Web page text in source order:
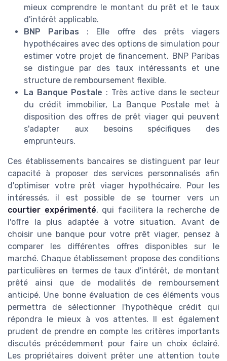
mieux comprendre le montant du prêt et le taux
d'intérêt applicable.
BNP Paribas : Elle offre des prêts viagers
hypothécaires avec des options de simulation pour
estimer votre projet de financement. BNP Paribas
se distingue par des taux intéressants et une
structure de remboursement flexible.
La Banque Postale : Très active dans le secteur
du crédit immobilier, La Banque Postale met à
disposition des offres de prêt viager qui peuvent
s'adapter aux besoins spécifiques des
emprunteurs.
Ces établissements bancaires se distinguent par leur
capacité à proposer des services personnalisés afin
d'optimiser votre prêt viager hypothécaire. Pour les
intéressés, il est possible de se tourner vers un
courtier expérimenté, qui facilitera la recherche de
l'offre la plus adaptée à votre situation. Avant de
choisir une banque pour votre prêt viager, pensez à
comparer les différentes offres disponibles sur le
marché. Chaque établissement propose des conditions
particulières en termes de taux d'intérêt, de montant
prêté ainsi que de modalités de remboursement
anticipé. Une bonne évaluation de ces éléments vous
permettra de sélectionner l'hypothèque crédit qui
répondra le mieux à vos attentes. Il est également
prudent de prendre en compte les critères importants
discutés précédemment pour faire un choix éclairé.
Les propriétaires doivent prêter une attention toute